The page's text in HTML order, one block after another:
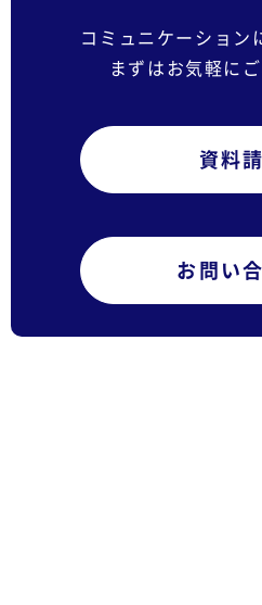
コミュニケーション
まずはお気軽に
資料
お問い